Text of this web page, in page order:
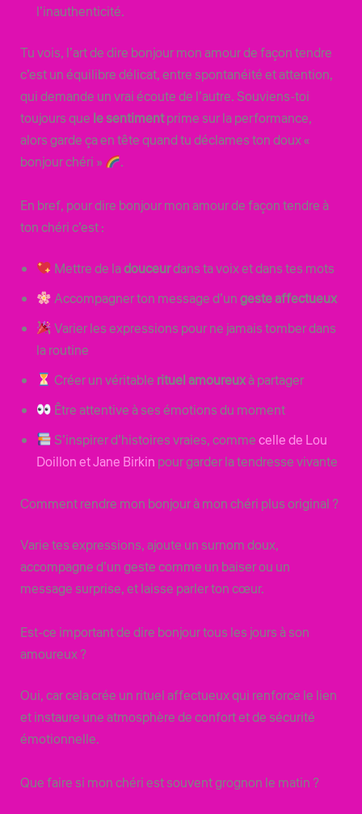
l’inauthenticité.
Tu vois, l’art de dire bonjour mon amour de façon tendre
c’est un équilibre délicat, entre spontanéité et attention,
qui demande un vrai écoute de l’autre. Souviens-toi
toujours que le sentimentprime sur la performance,
alors garde ça en tête quand tu déclames ton doux «
bonjour chéri »
.
En bref, pour dire bonjour mon amour de façon tendre à
ton chéri c’est :
Mettre de ladouceurdans ta voix et dans tes mots
Accompagner ton message d’ungeste affectueux
Varier les expressions pour ne jamais tomber dans
la routine
Créer un véritable rituel amoureuxà partager
Être attentive à ses émotions du moment
S’inspirer d’histoires vraies, commecelle de Lou
Doillon et Jane Birkin pour garder la tendresse vivante
Comment rendre mon bonjour à mon chéri plus original ?
Varie tes expressions, ajoute un surnom doux,
accompagne d’un geste comme un baiser ou un
message surprise, et laisse parler ton cœur.
Est-ce important de dire bonjour tous les jours à son
amoureux ?
Oui, car cela crée un rituel affectueux qui renforce le lien
et instaure une atmosphère de confort et de sécurité
émotionnelle.
Que faire si mon chéri est souvent grognon le matin ?